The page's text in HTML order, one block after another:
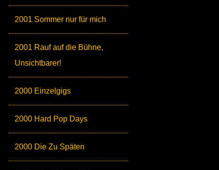
2001 Sommer nur für mich
2001 Rauf auf die Bühne,
Unsichtbarer!
2000 Einzelgigs
2000 Hard Pop Days
2000 Die Zu Späten